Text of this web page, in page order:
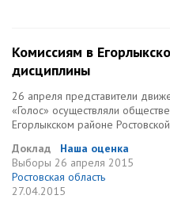
Комиссиям в
дисциплины
26 апреля представители
«Голос» осуществляли
Егорлыкском районе
Доклад
Наша оценка
Выборы 26 апреля 2015
Ростовская область
27.04.2015